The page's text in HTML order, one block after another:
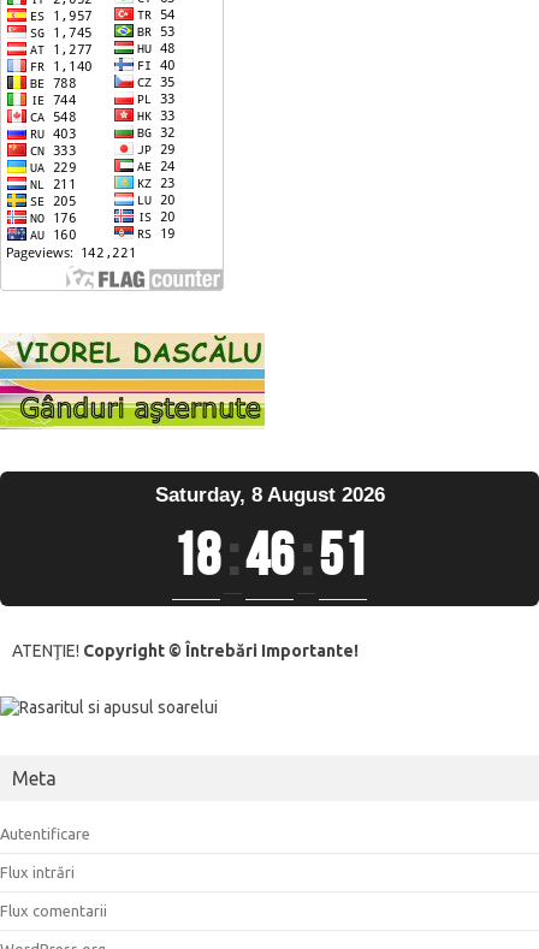
Saturday, 8 August 2026
18:46:51
ATENŢIE! Copyright © Întrebări Importante!
Meta
Autentificare
Flux intrări
Flux comentarii